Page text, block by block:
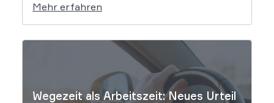
Sekundenschnelle beeindruckende
Ergebnisse liefern, wirft der Einsatz von
Algorithmen in der Kreativbranche
komplexe juristische Fragen auf. Das
Urheberrecht, das Markenrecht und das
Patentrecht […]
Mehr erfahren
Wegezeit als Arbeitszeit: Neues Urteil